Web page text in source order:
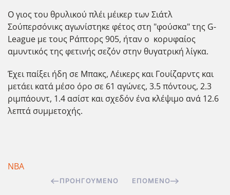
Ο γιος του θρυλικού πλέι μέικερ των Σιάτλ
Σούπερσόνικς αγωνίστηκε φέτος στη "φούσκα" της G-
League με τους Ράπτορς 905, ήταν ο κορυφαίος
αμυντικός της φετινής σεζόν στην θυγατρική λίγκα.
Έχει παίξει ήδη σε Μπακς, Λέικερς και Γουίζαρντς και
μετάει κατά μέσο όρο σε 61 αγώνες, 3.5 πόντους, 2.3
ριμπάουντ, 1.4 ασίστ και σχεδόν ένα κλέψιμο ανά 12.6
λεπτά συμμετοχής.
NBA
ΠΡΟΗΓΟΎΜΕΝΟ ΕΠΌΜΕΝΟ